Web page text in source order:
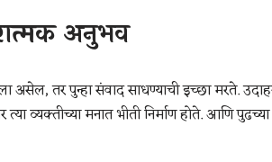
अनुभव
तर पुन्हा संवाद साधण्याची इच्छा मरते.
व्यक्तीच्या मनात भीती निर्माण होते. आणि